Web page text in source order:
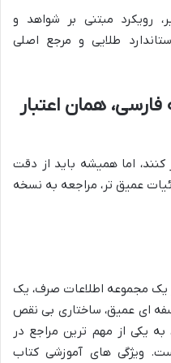
رویکرد مبتنی بر شواهد و
طلایی و مرجع اصلی
همان اعتبار
کنند، اما همیشه باید از دقت
عمیق تر، مراجعه به نسخه
یک مجموعه اطلاعات صرف، یک
ای عمیق، ساختاری بی نقص
به یکی از مهم ترین مراجع در
ویژگی های آموزشی کتاب